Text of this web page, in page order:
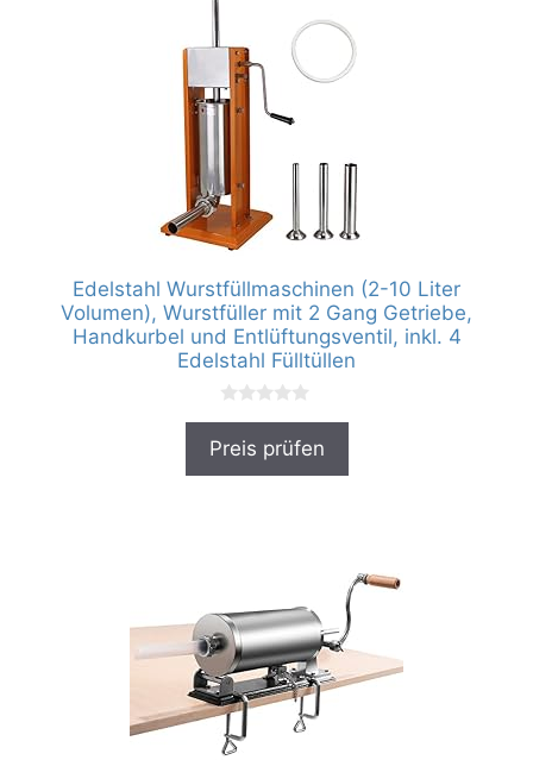
Edelstahl Wurstfüllmaschinen (2-10 Liter
Volumen), Wurstfüller mit 2 Gang Getriebe,
Handkurbel und Entlüftungsventil, inkl. 4
Edelstahl Fülltüllen
o
Preis prüfen